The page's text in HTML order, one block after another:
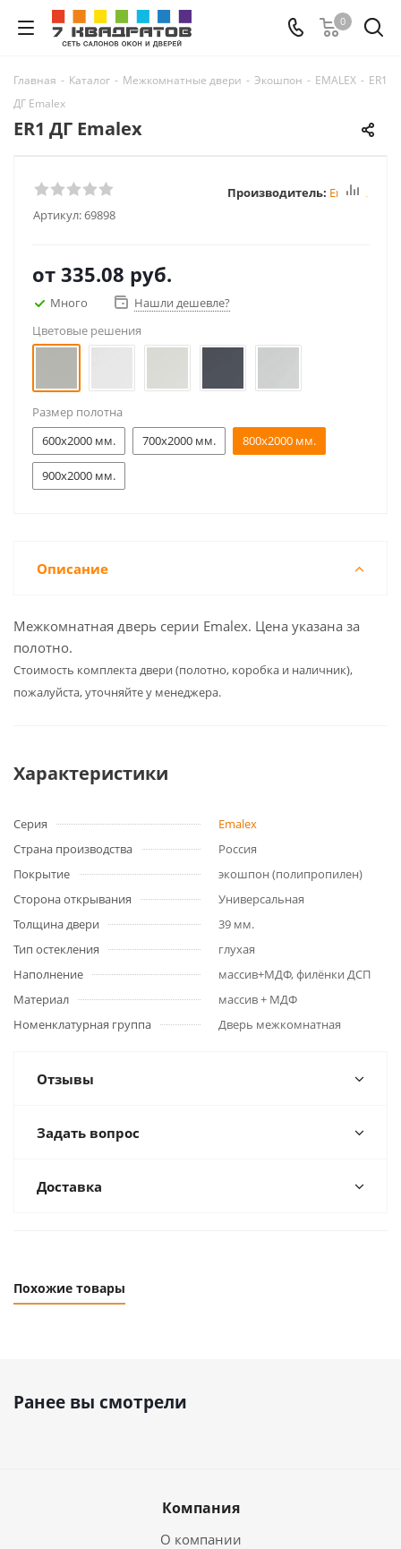
0
Главная - Каталог - Межкомнатные двери - Экошпон - EMALEX - ER1
ДГ Emalex
ER1 ДГ Emalex
Артикул:69898
Производитель: Emalex
от 335.08 руб.
Много
Нашли дешевле?
Цветовые решения
Размер полотна
600x2000 мм.
700x2000 мм. 800x2000 мм.
900x2000 мм.
Описание
Межкомнатная дверь серии Emalex. Цена указана за
полотно.
Cтоимость комплекта двери (полотно, коробка и наличник),
пожалуйста, уточняйте у менеджера.
Характеристики
Серия
Emalex
Страна производства
Россия
Покрытие
экошпон (полипропилен)
Сторона открывания
Универсальная
Толщина двери
39 мм.
Тип остекления
глухая
Наполнение
массив+МДФ, филёнки ДСП
Материал
массив + МДФ
Номенклатурная группа
Дверь межкомнатная
Отзывы
Задать вопрос
Доставка
Похожие товары
Ранее вы смотрели
Компания
О компании